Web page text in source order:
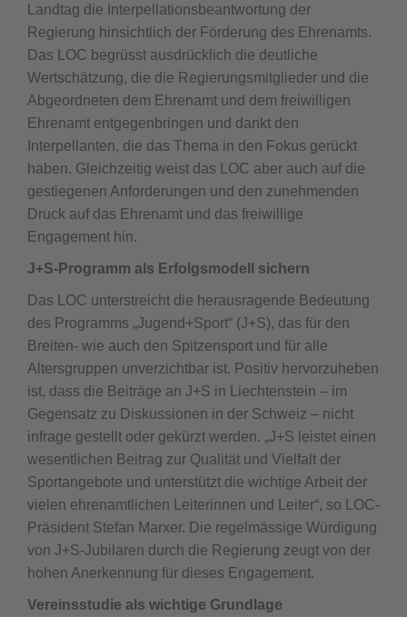
Landtag die Interpellationsbeantwortung der
Regierung hinsichtlich der Förderung des Ehrenamts.
Das LOC begrüsst ausdrücklich die deutliche
Wertschätzung, die die Regierungsmitglieder und die
Abgeordneten dem Ehrenamt und dem freiwilligen
Ehrenamt entgegenbringen und dankt den
Interpellanten, die das Thema in den Fokus gerückt
haben. Gleichzeitig weist das LOC aber auch auf die
gestiegenen Anforderungen und den zunehmenden
Druck auf das Ehrenamt und das freiwillige
Engagement hin.
J+S-Programm als Erfolgsmodell sichern
Das LOC unterstreicht die herausragende Bedeutung
des Programms „Jugend+Sport“ (J+S), das für den
Breiten- wie auch den Spitzensport und für alle
Altersgruppen unverzichtbar ist. Positiv hervorzuheben
ist, dass die Beiträge an J+S in Liechtenstein – im
Gegensatz zu Diskussionen in der Schweiz – nicht
infrage gestellt oder gekürzt werden. „J+S leistet einen
wesentlichen Beitrag zur Qualität und Vielfalt der
Sportangebote und unterstützt die wichtige Arbeit der
vielen ehrenamtlichen Leiterinnen und Leiter“, so LOC-
Präsident Stefan Marxer. Die regelmässige Würdigung
von J+S-Jubilaren durch die Regierung zeugt von der
hohen Anerkennung für dieses Engagement.
Vereinsstudie als wichtige Grundlage